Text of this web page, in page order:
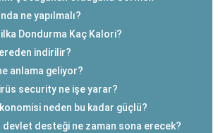
ne yapılmalı?
Dondurma Kaç Kalori?
indirilir?
anlama geliyor?
security ne işe yarar?
neden bu kadar güçlü?
devlet desteği ne zaman sona erecek?